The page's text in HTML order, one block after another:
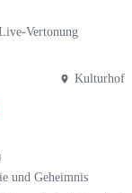
Vertonung
Kulturhof
und Geheimnis